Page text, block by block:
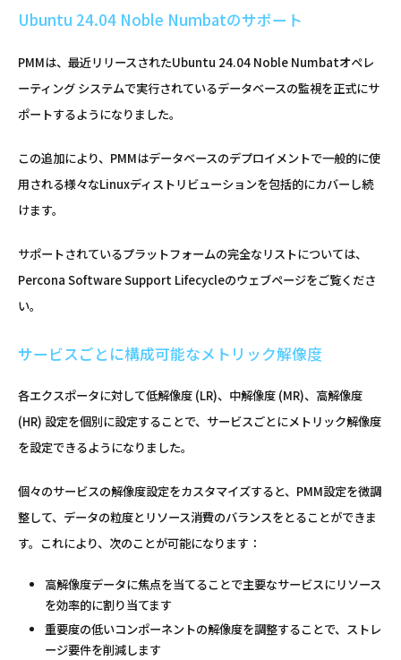
Ubuntu 24.04 Noble Numbatのサポート
PMMは、最近リリースされたUbuntu 24.04 Noble Numbatオペレ
ーティング システムで実行されているデータベースの監視を正式にサ
ポートするようになりました。
この追加により、PMMはデータベースのデプロイメントで一般的に使
用される様々なLinuxディストリビューションを包括的にカバーし続
けます。
サポートされているプラットフォームの完全なリストについては、
Percona Software Support Lifecycleのウェブページをご覧くださ
い。
サービスごとに構成可能なメトリック解像度
各エクスポータに対して低解像度 (LR)、中解像度 (MR)、高解像度
(HR) 設定を個別に設定することで、サービスごとにメトリック解像度
を設定できるようになりました。
個々のサービスの解像度設定をカスタマイズすると、PMM設定を微調
整して、データの粒度とリソース消費のバランスをとることができま
す。これにより、次のことが可能になります：
高解像度データに焦点を当てることで主要なサービスにリソース
を効率的に割り当てます
重要度の低いコンポーネントの解像度を調整することで、ストレ
ージ要件を削減します